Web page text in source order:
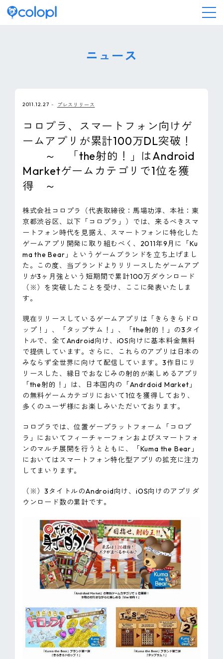
IR情報
採用情報
ピンマーク
EN
ニュース
2011.12.27 プレスリリース
コロプラ、スマートフォン向けゲ
ームアプリが累計100万DL突破！
～ 「the射的！」はAndroid
Marketゲームカテゴリで1位を獲
得 ～
株式会社コロプラ（代表取締役：馬場功淳、本社：東
京都渋谷区、以下「コロプラ」）では、来るべきスマ
ートフォン時代を見据え、スマートフォンに特化した
ゲームアプリ開発に取り組むべく、2011年9月に「Ku
ma the Bear」というゲームブランドを立ち上げまし
た。この度、当ブランドよりリリースしたゲームアプ
リが3ヶ月強という短期間で累計100万ダウンロード
（※）を突破したことを受け、ここに発表いたしま
す。
現在リリースしているゲームアプリは「きらきらドロ
ップ！」、「タップサム！」、「the射的！」の3タイ
トルで、全てAndroid向け、iOS向けに基本料金無料
で提供しています。さらに、これらのアプリは日本の
みならず全世界に向けて配信しています。3作目にリ
リースした、縁日でおなじみの射的が楽しめるアプリ
「the射的！」は、日本国内の「Andrdoid Market」
の無料ゲームカテゴリにおいて1位を獲得しており、
多くのユーザ様にお楽しみいただいております。
コロプラでは、位置ゲープラットフォーム「コロプ
ラ」においてフィーチャーフォンおよびスマートフォ
ンのマルチ展開を行うとともに、「Kuma the Bear」
においてはスマートフォン特化型アプリの拡充に注力
してまいります。
（※）3タイトルのAndroid向け、iOS向けのアプリダ
ウンロード数の累計です。